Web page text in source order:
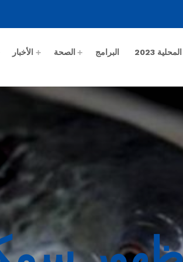
2023 البرامج الصحة الأخبار